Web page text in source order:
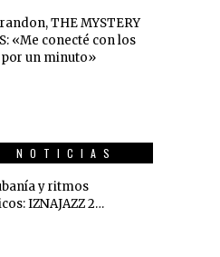
THE MYSTERY
«Me conecté con los
un minuto»
NOTICIAS
y ritmos
IZNAJAZZ 2…